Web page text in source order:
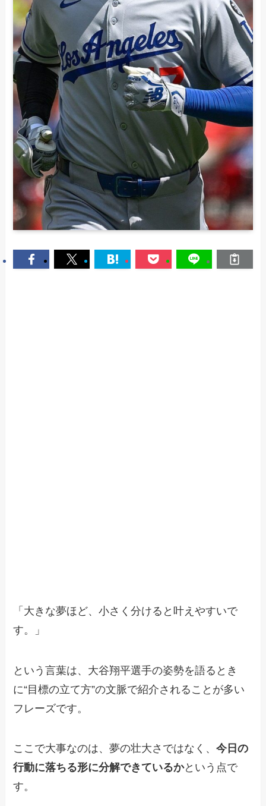
「大きな夢ほど、小さく分けると叶えやすいで
す。」
という言葉は、大谷翔平選手の姿勢を語るとき
に“目標の立て方”の文脈で紹介されることが多い
フレーズです。
ここで大事なのは、夢の壮大さではなく、今日の
行動に落ちる形に分解できているかという点で
す。